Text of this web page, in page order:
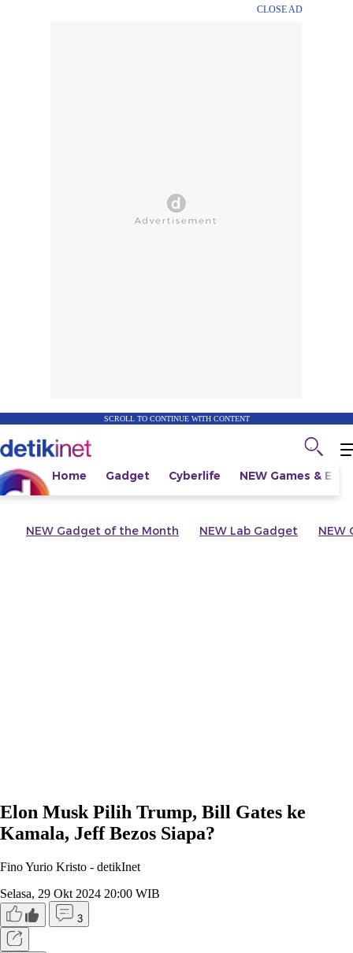
CLOSE AD
SCROLL TO CONTINUE WITH CONTENT
Home Gadget Cyberlife NEW Games &
NEW Gadget of the Month NEW Lab Gadget NEW
Elon Musk Pilih Trump, Bill Gates ke
Kamala, Jeff Bezos Siapa?
Fino Yurio Kristo - detikInet
Selasa, 29 Okt 2024 20:00 WIB
3